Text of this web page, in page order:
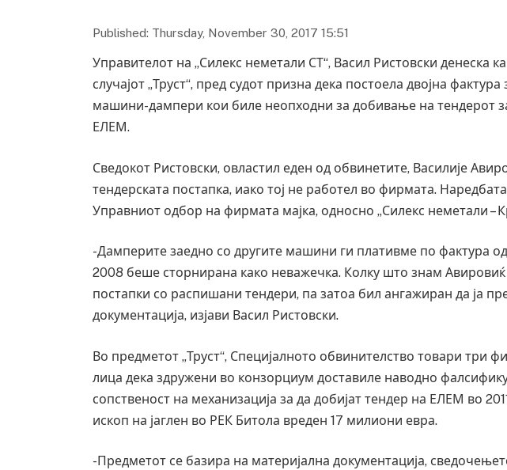
Published: Thursday, November 30, 2017 15:51
Управителот на „Силекс неметали СТ“, Васил Ристовски денеска
случајот „Труст“, пред судот призна дека постоела двојна
машини-дампери кои биле неопходни за добивање на тендерот
ЕЛЕМ.
Сведокот Ристовски, овластил еден од обвинетите, Василије
тендерската постапка, иако тој не работел во фирмата.
Управниот одбор на фирмата мајка, односно „Силекс неметали –
-Дамперите заедно со другите машини ги плативме по фактура
2008 беше сторнирана како неважечка. Колку што знам Авировиќ
постапки со распишани тендери, па затоа бил ангажиран да ја
документација, изјави Васил Ристовски.
Во предметот „Труст“, Специјалното обвинителство товари три
лица дека здружени во конзорциум доставиле наводно
сопственост на механизација за да добијат тендер на ЕЛЕМ во
ископ на јаглен во РЕК Битола вреден 17 милиони евра.
-Предметот се базира на материјална документација,